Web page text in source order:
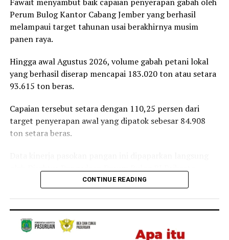
peluncuran ambulans yang diperuntukkan bagi 38 DPD
PRI di seluruh Indonesia.
Reporter:Juan Ambarita
Perum Bulog Kantor Cabang Jember yang berhasil
melampaui target tahunan usai berakhirnya musim
panen raya.
Hingga awal Agustus 2026, volume gabah petani lokal
yang berhasil diserap mencapai 183.020 ton atau setara
93.615 ton beras.
Capaian tersebut setara dengan 110,25 persen dari
target penyerapan awal yang dipatok sebesar 84.908
ton setara beras.
Setyanto saat beraudiensi dengan Bupati Jember
penstabilan harga di tingkat produsen, pengelolaan
CONTINUE READING